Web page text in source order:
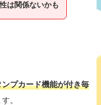
は関係ないかも
ンプカード機能が付き毎
。